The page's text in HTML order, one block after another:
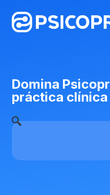
Domina
práctica clínica